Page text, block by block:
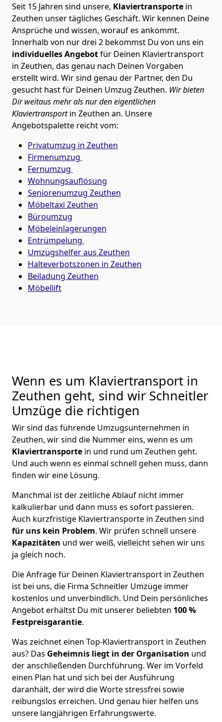
Seit 15 Jahren sind unsere, Klaviertransporte in
Zeuthen unser tägliches Geschäft. Wir kennen Deine
Ansprüche und wissen, worauf es ankommt.
Innerhalb von nur drei 2 bekommst Du von uns ein
individuelles Angebotfür Deinen Klaviertransport
in Zeuthen, das genau nach Deinen Vorgaben
erstellt wird. Wir sind genau der Partner, den Du
gesucht hast für Deinen Umzug Zeuthen. Wir bieten
Dir weitaus mehr als nur den eigentlichen
Klaviertransportin Zeuthen an. Unsere
Angebotspalette reicht vom:
Privatumzug in Zeuthen
Firmenumzug
Fernumzug
Wohnungsauflösung
Seniorenumzug Zeuthen
Möbeltaxi Zeuthen
Büroumzug
Möbeleinlagerungen
Entrümpelung
Umzugshelfer aus Zeuthen
Halteverbotszonen in Zeuthen
Beiladung Zeuthen
Möbellift
Wenn es um Klaviertransport in
Zeuthen geht, sind wir Schneitler
Umzüge die richtigen
Wir sind das führende Umzugsunternehmen in
Zeuthen, wir sind die Nummer eins, wenn es um
Klaviertransporte in und rund um Zeuthen geht.
Und auch wenn es einmal schnell gehen muss, dann
finden wir eine Lösung.
Manchmal ist der zeitliche Ablauf nicht immer
kalkulierbar und dann muss es sofort passieren.
Auch kurzfristige Klaviertransporte in Zeuthen sind
für uns kein Problem. Wir prüfen schnell unsere
Kapazitäten und wer weiß, vielleicht sehen wir uns
ja gleich noch.
Die Anfrage für Deinen Klaviertransport in Zeuthen
ist bei uns, die Firma Schneitler Umzüge immer
kostenlos und unverbindlich. Und Dein persönliches
Angebot erhältst Du mit unserer beliebten 100 %
Festpreisgarantie.
Was zeichnet einen Top-Klaviertransport in Zeuthen
aus? Das Geheimnis liegt in der Organisation und
der anschließenden Durchführung. Wer im Vorfeld
einen Plan hat und sich bei der Ausführung
daranhält, der wird die Worte stressfrei sowie
reibungslos erreichen. Und genau hier helfen uns
unsere langjährigen Erfahrungswerte.